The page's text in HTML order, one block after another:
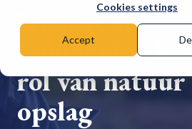
Cookies settings
Accept
Nieuwe studie
Cambridge
rol van natuur
opslag